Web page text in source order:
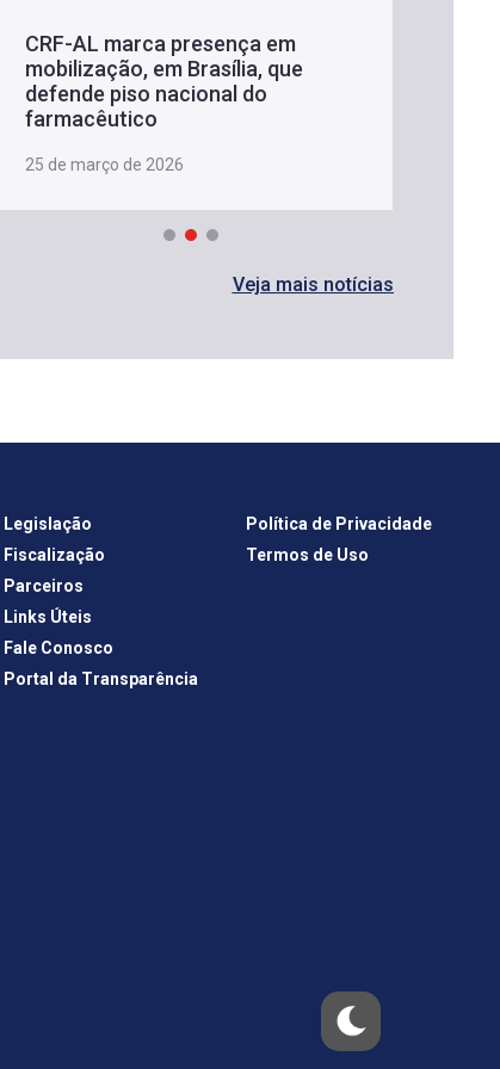
CRF-AL marca presença em
mobilização, em Brasília, que
defende piso nacional do
farmacêutico
25 de março de 2026
Veja mais notícias
Legislação
Fiscalização
Parceiros
Links Úteis
Fale Conosco
Portal da Transparência
Política de Privacidade
Termos de Uso